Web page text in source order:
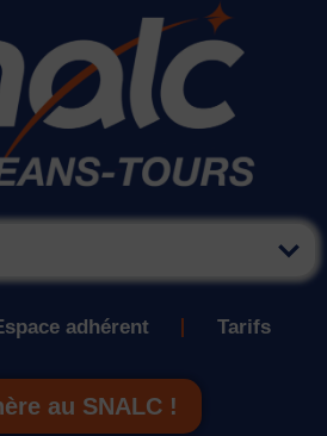
adhérent Tarifs
au SNALC !